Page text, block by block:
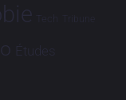
Tech Tribune
Études